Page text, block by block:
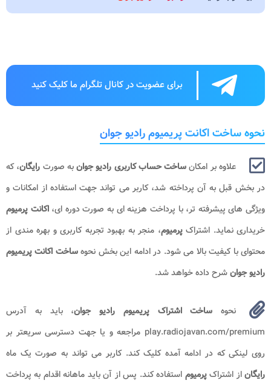
برای عضویت در کانال تلگرام ما کلیک کنید
نحوه ساخت اکانت پریمیوم رادیو جوان
علاوه بر امکانساخت حساب کاربری رادیو جوانبه صورت رایگان، که
در بخش قبل به آن پرداخته شد، کاربر می تواند جهت استفاده از امکانات و
ویژگی های پیشرفته تر، با پرداخت هزینه ای به صورت دوره ای،اکانت پرمیوم
خریداری نماید. اشتراکپرمیوم، منجر به بهبود تجربه کاربری و بهره مندی از
محتوای با کیفیت بالا می شود. در ادامه این بخش نحوهساخت اکانت پریمیوم
رادیو جوانشرح داده خواهد شد.
نحوه ساخت اشتراک پریمیوم رادیو جوان، باید به آدرس
play.radiojavan.com/premium مراجعه و یا جهت دسترسی سریعتر بر
روی لینکی که در ادامه آمده کلیک کند. کاربر می تواند به صورت یک ماه
رایگاناز اشتراکپرمیوم استفاده کند. پس از آن باید ماهانه اقدام به پرداخت